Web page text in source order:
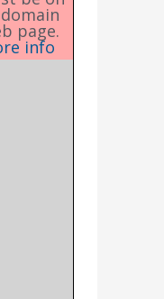
page.
info